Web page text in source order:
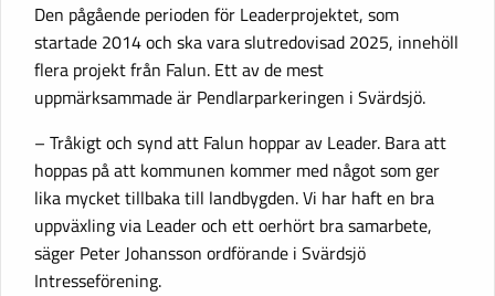
Den pågående perioden för Leaderprojektet, som
startade 2014 och ska vara slutredovisad 2025, innehöll
flera projekt från Falun. Ett av de mest
uppmärksammade är Pendlarparkeringen i Svärdsjö.
– Tråkigt och synd att Falun hoppar av Leader. Bara att
hoppas på att kommunen kommer med något som ger
lika mycket tillbaka till landbygden. Vi har haft en bra
uppväxling via Leader och ett oerhört bra samarbete,
säger Peter Johansson ordförande i Svärdsjö
Intresseförening.